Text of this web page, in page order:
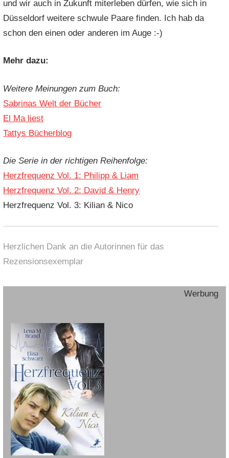
und wir auch in Zukunft miterleben dürfen, wie sich in
Düsseldorf weitere schwule Paare finden. Ich hab da
schon den einen oder anderen im Auge :-)
Mehr dazu:
Weitere Meinungen zum Buch:
Sabrinas Welt der Bücher
El Ma liest
Tattys Bücherblog
Die Serie in der richtigen Reihenfolge:
Herzfrequenz Vol. 1: Philipp & Liam
Herzfrequenz Vol. 2: David & Henry
Herzfrequenz Vol. 3: Kilian & Nico
Herzlichen Dank an die Autorinnen für das
Rezensionsexemplar
Werbung